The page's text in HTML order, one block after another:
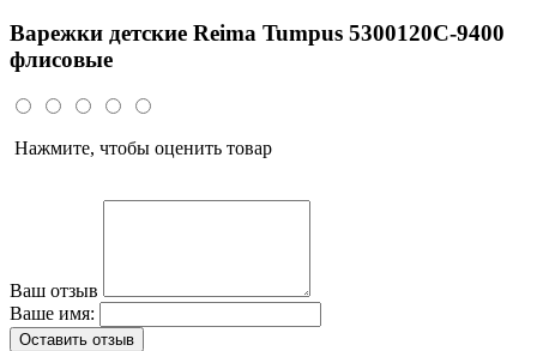
Варежки детские Reima Tumpus 5300120C-9400
флисовые
Нажмите, чтобы оценить товар
Ваш отзыв
Ваше имя:
Оставить отзыв